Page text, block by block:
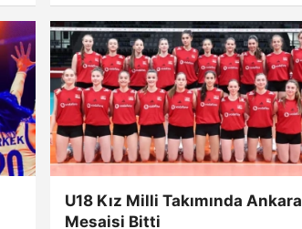
U18 Kız Milli Takımında Ankara
Mesaisi Bitti